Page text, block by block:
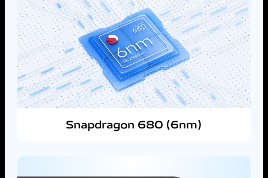
Snapdragon 680 (6nm)